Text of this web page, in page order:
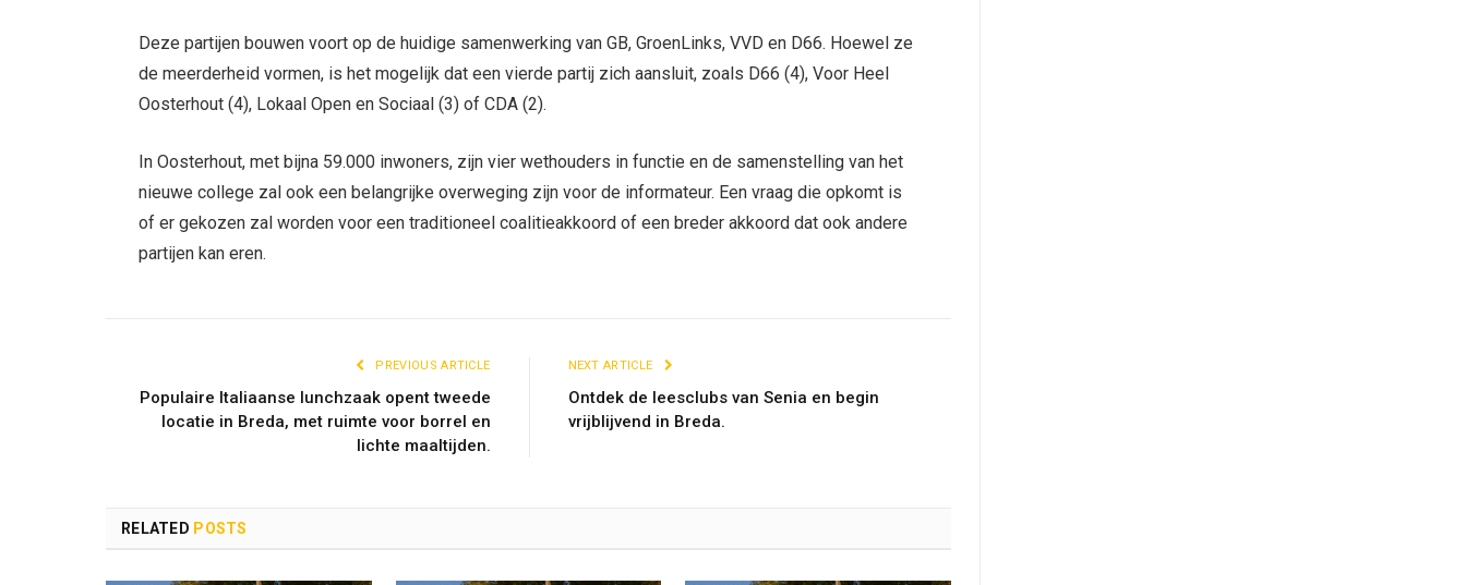
Deze partijen bouwen voort op de huidige samenwerking van GB, GroenLinks, VVD en D66. Hoewel ze
de meerderheid vormen, is het mogelijk dat een vierde partij zich aansluit, zoals D66 (4), Voor Heel
Oosterhout (4), Lokaal Open en Sociaal (3) of CDA (2).
In Oosterhout, met bijna 59.000 inwoners, zijn vier wethouders in functie en de samenstelling van het
nieuwe college zal ook een belangrijke overweging zijn voor de informateur. Een vraag die opkomt is
of er gekozen zal worden voor een traditioneel coalitieakkoord of een breder akkoord dat ook andere
partijen kan eren.
PREVIOUS ARTICLE
Populaire Italiaanse lunchzaak opent tweede
locatie in Breda, met ruimte voor borrel en
lichte maaltijden.
NEXT ARTICLE
Ontdek de leesclubs van Senia en begin
vrijblijvend in Breda.
RELATED POSTS